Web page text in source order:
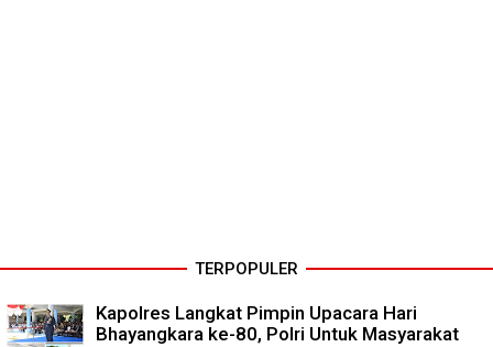
TERPOPULER
Kapolres Langkat Pimpin Upacara Hari
Bhayangkara ke-80, Polri Untuk Masyarakat